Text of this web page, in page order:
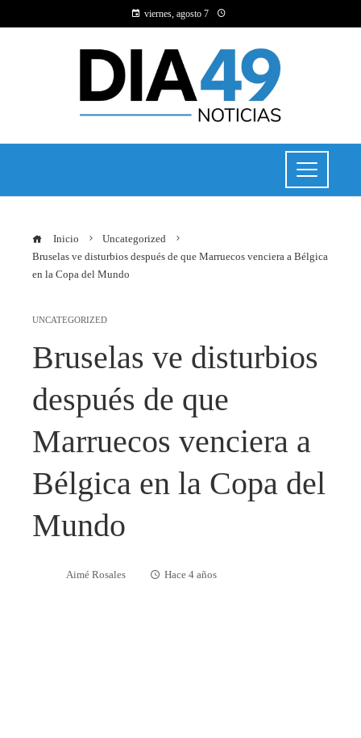
viernes, agosto 7
Inicio
Uncategorized
Bruselas ve disturbios después de que Marruecos venciera a Bélgica
en la Copa del Mundo
UNCATEGORIZED
Bruselas ve disturbios
después de que
Marruecos venciera a
Bélgica en la Copa del
Mundo
Aimé Rosales Hace 4 años